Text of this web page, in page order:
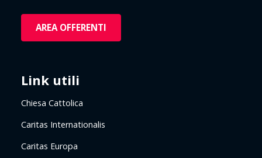
AREA OFFERENTI
Link utili
Chiesa Cattolica
Caritas Internationalis
Caritas Europa